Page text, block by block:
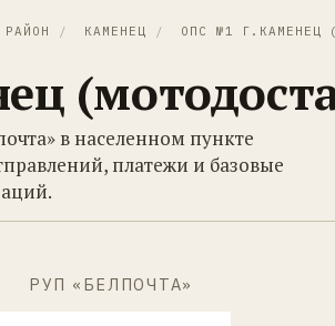
РАЙОН / КАМЕНЕЦ / ОПС №1 Г.КАМЕНЕЦ
в населенном пункте
платежи и базовые
РУП «БЕЛПОЧТА»